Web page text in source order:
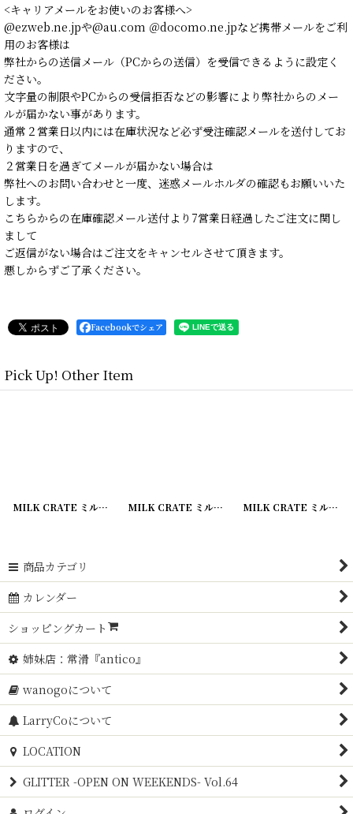
<キャリアメールをお使いのお客様へ>
@ezweb.ne.jpや@au.com ＠docomo.ne.jpなど携帯メールをご利
用のお客様は
弊社からの送信メール（PCからの送信）を受信できるように設定く
ださい。
文字量の制限やPCからの受信拒否などの影響により弊社からのメー
ルが届かない事があります。
通常２営業日以内には在庫状況など必ず受注確認メールを送付してお
りますので、
２営業日を過ぎてメールが届かない場合は
弊社へのお問い合わせと一度、迷惑メールホルダの確認もお願いいた
します。
こちらからの在庫確認メール送付より7営業日経過したご注文に関し
まして
ご返信がない場合はご注文をキャンセルさせて頂きます。
悪しからずご了承ください。
Facebookでシェア
Pick Up! Other Item
MILK CRATE ミルククレート smith [190403-03
MILK CRATE ミルククレート [20200422-1]
MILK CRATE ミルククレート
商品カテゴリ
カレンダー
ショッピングカート
姉妹店：常滑『antico』
wanogoについて
LarryCoについて
LOCATION
GLITTER -OPEN ON WEEKENDS- Vol.64